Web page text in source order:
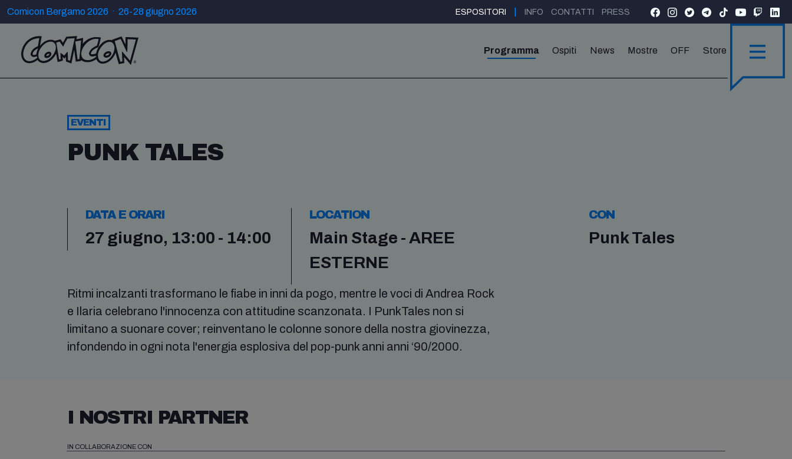
Comicon Bergamo 2026 · 26-28 giugno 2026 ESPOSITORI INFO CONTATTI PRESS
Programma Ospiti News Mostre OFF Store
EVENTI
PUNK TALES
DATA E ORARI
27 giugno, 13:00 - 14:00
LOCATION
Main Stage - AREE
ESTERNE
Ritmi incalzanti trasformano le fiabe in inni da pogo, mentre le voci di Andrea Rock
e Ilaria celebrano l'innocenza con attitudine scanzonata. I PunkTales non si
limitano a suonare cover; reinventano le colonne sonore della nostra giovinezza,
infondendo in ogni nota l'energia esplosiva del pop-punk anni anni ‘90/2000.
CON
Punk Tales
I NOSTRI PARTNER
IN COLLABORAZIONE CON